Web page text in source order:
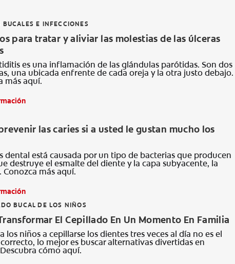
BUCALES E INFECCIONES
para tratar y aliviar las molestias de las úlceras
es una inflamación de las glándulas parótidas. Son dos
una ubicada enfrente de cada oreja y la otra justo debajo.
más aquí.
las caries si a usted le gustan mucho los
dental está causada por un tipo de bacterias que producen
destruye el esmalte del diente y la capa subyacente, la
más aquí.
BUCAL DE LOS NIÑOS
El Cepillado En Un Momento En Familia
los niños a cepillarse los dientes tres veces al día no es el
lo mejor es buscar alternativas divertidas en
cómo aquí.